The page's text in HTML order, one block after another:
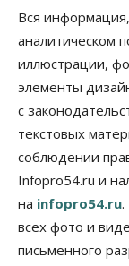
В
против
07 Августа 2026,
Бизнес
В аэропорту
07 Августа 2026,
Бизнес
дома по
07 Августа 2026,
Вся
аналитическом
иллюстрации,
элементы
с
текстовых
соблюдении
Infopro54.ru и
на infopro54.ru.
всех фото и
письменного